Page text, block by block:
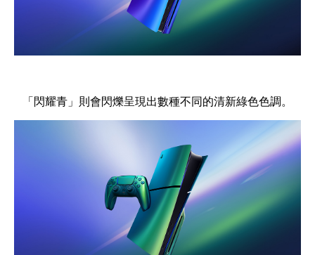
「閃耀青」則會閃爍呈現出數種不同的清新綠色色調。